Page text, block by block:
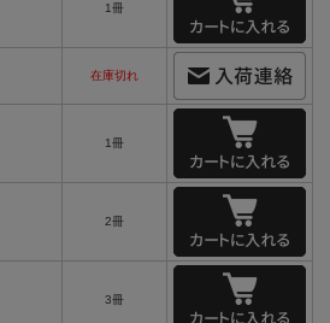
1冊
在庫切れ
1冊
2冊
3冊